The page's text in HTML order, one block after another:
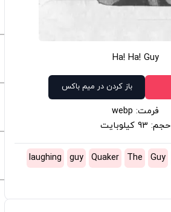
Ha! Ha! Guy
باز کردن در میم باکس
فرمت: webp
حجم: 93 کیلوبایت
Guy
The
Quaker
guy
laughing